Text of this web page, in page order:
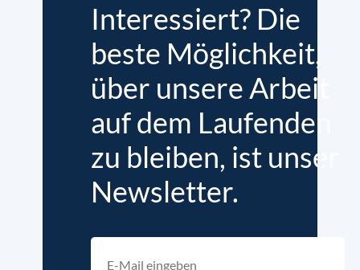
Interessiert? Die
beste Möglichkeit,
über unsere Arbeit
auf dem Laufenden
zu bleiben, ist unser
Newsletter.